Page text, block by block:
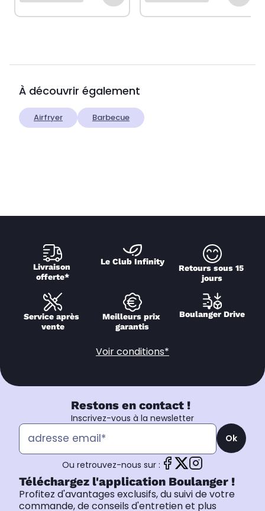
À découvrir également
Airfryer Barbecue
Livraison
offerte*
Le Club Infinity
Retours sous 15
jours
Service après
vente
Meilleurs prix
garantis
Boulanger Drive
Voir conditions*
Restons en contact !
Inscrivez-vous à la newsletter
Ok
Ou retrouvez-nous sur :
Téléchargez l'application Boulanger !
Profitez d'avantages exclusifs, du suivi de votre
commande, de conseils d'entretien et plus